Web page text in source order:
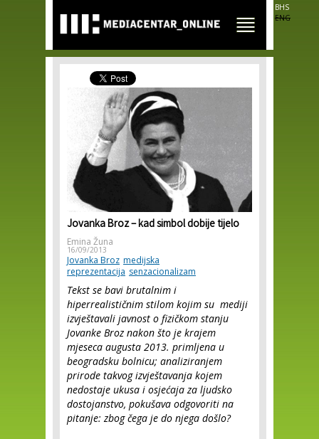
main
content
BHS
ENG
Jovanka Broz – kad simbol dobije tijelo
Emina Žuna
16/09/2013
Jovanka Broz medijska
reprezentacija senzacionalizam
Tekst se bavi brutalnim i
hiperrealističnim stilom kojim su mediji
izvještavali javnost o fizičkom stanju
Jovanke Broz nakon što je krajem
mjeseca augusta 2013. primljena u
beogradsku bolnicu; analiziranjem
prirode takvog izvještavanja kojem
nedostaje ukusa i osjećaja za ljudsko
dostojanstvo, pokušava odgovoriti na
pitanje: zbog čega je do njega došlo?